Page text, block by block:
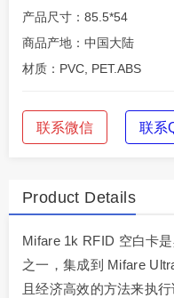
产品尺寸：85.5*54
商品产地：中国大陆
材质：PVC, PET.ABS
联系微信 联系
Product Details
Mifare 1k RFID 空白卡
之一，集成到 Mifare
且经济高效的方法来执